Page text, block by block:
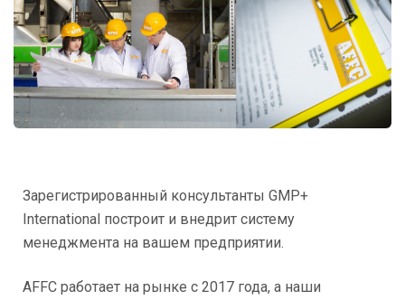
Зарегистрированный консультанты GMP+
International построит и внедрит систему
менеджмента на вашем предприятии.
AFFC работает на рынке с 2017 года, а наши